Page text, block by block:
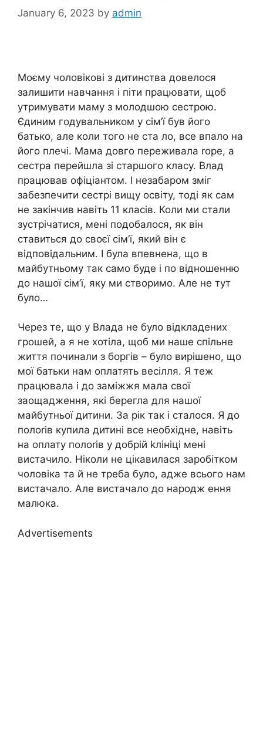
January 6, 2023 by admin
Моєму чоловікові з дитинства довелося
залишити навчання і піти працювати, щоб
утримувати маму з молодшою сестрою.
Єдиним годувальником у сім’ї був його
батько, але коли того не ста ло, все впало на
його плечі. Мама довго переживала rоре, а
сестра перейшла зі старшого класу. Влад
працював офіціантом. І незабаром зміг
забезпечити сестрі вищу освіту, тоді як сам
не закінчив навіть 11 класів. Коли ми стали
зустрічатися, мені подобалося, як він
ставиться до своєї сім’ї, який він є
відповідальним. І була впевнена, що в
майбутньому так само буде і по відношенню
до нашої сім’ї, яку ми створимо. Але не тут
було…
Через те, що у Влада не було відкладених
грошей, а я не хотіла, щоб ми наше спільне
життя починали з боргів – було вирішено, що
мої батьки нам оплатять весілля. Я теж
працювала і до заміжжя мала свої
заощадження, які берегла для нашої
майбутньої дитини. За рік так і сталося. Я до
полоrів купила дитині все необхідне, навіть
на оплату полоrів у добрій kлініці мені
вистачило. Ніколи не цікавилася заробітком
чоловіка та й не треба було, адже всього нам
вистачало. Але вистачало до народж ення
малюка.
Advertisements